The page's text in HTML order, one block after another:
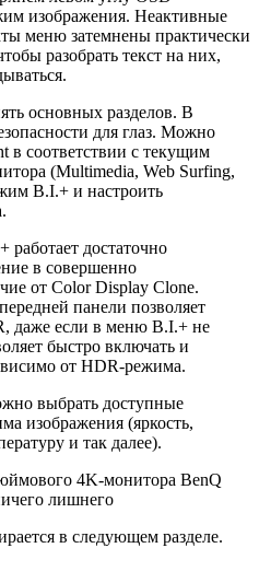
изображения. Неактивные
меню затемнены практически
разобрать текст на них,
основных разделов. В
для глаз. Можно
соответствии с текущим
(Multimedia, Web Surfing,
B.I.+ и настроить
достаточно
в совершенно
от Color Display Clone.
панели позволяет
даже если в меню B.I.+ не
быстро включать и
от HDR-режима.
выбрать доступные
изображения (яркость,
и так далее).
в следующем разделе.